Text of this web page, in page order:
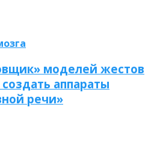
моделей жестов
аппараты
речи»